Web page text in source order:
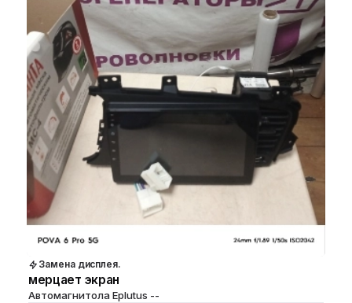
Замена дисплея.
мерцает экран
Автомагнитола Eplutus --